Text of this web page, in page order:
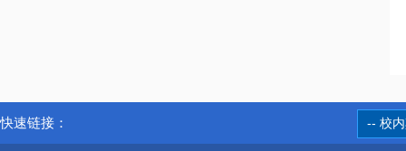
快速链接： -- 校